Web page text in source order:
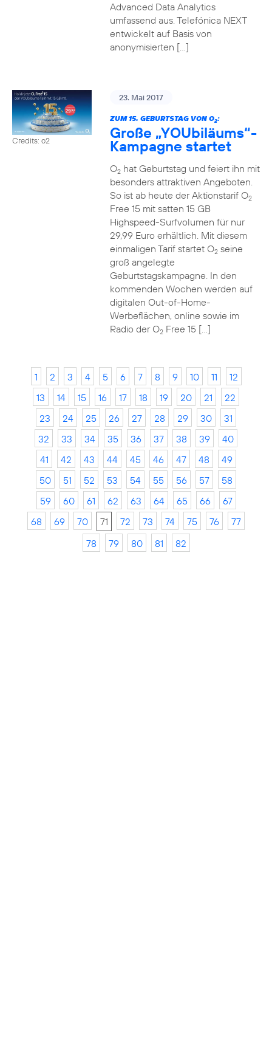
Advanced Data Analytics
umfassend aus. Telefónica NEXT
entwickelt auf Basis von
anonymisierten […]
Credits: o2
23. Mai 2017
ZUM 15. GEBURTSTAG VON O2:
Große „YOUbiläums“-
Kampagne startet
O2hat Geburtstag und feiert ihn mit
besonders attraktiven Angeboten.
So ist ab heute der Aktionstarif O2
Free 15 mit satten 15 GB
Highspeed-Surfvolumen für nur
29,99 Euro erhältlich. Mit diesem
einmaligen Tarif startet O2seine
groß angelegte
Geburtstagskampagne. In den
kommenden Wochen werden auf
digitalen Out-of-Home-
Werbeflächen, online sowie im
Radio der O2Free 15 […]
1 2 3 4 5 6 7 8 9 10 11
12
13
14 15 16 17 18 19 20 21
22
23
24 25 26 27 28 29 30
31
32
33 34 35 36 37 38 39
40
41
42 43 44 45 46 47 48
49
50
51 52 53 54 55 56 57
58
59
60 61 62 63 64 65 66
67
68
69 70 71 72 73 74 75 76
77
78
79 80 81 82